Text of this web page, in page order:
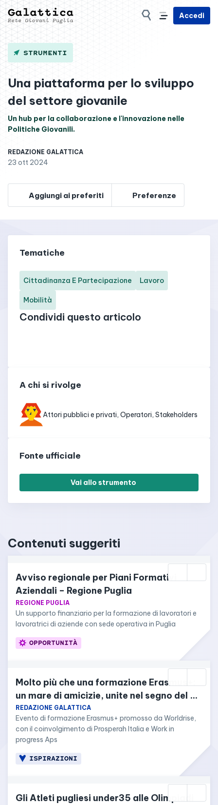
Accedi
STRUMENTI
Una piattaforma per lo sviluppo
del settore giovanile
Un hub per la collaborazione e l'innovazione nelle
Politiche Giovanili.
REDAZIONE GALATTICA
23 ott 2024
Aggiungi ai preferiti Preferenze
Tematiche
Cittadinanza E Partecipazione Lavoro
Mobilità
Condividi questo articolo
A chi si rivolge
Attori pubblici e privati, Operatori, Stakeholders
Fonte ufficiale
Vai allo strumento
Contenuti suggeriti
Avviso regionale per Piani Formativi
Aziendali – Regione Puglia
REGIONE PUGLIA
Un supporto finanziario per la formazione di lavoratori e
lavoratrici di aziende con sede operativa in Puglia
OPPORTUNITÀ
Molto più che una formazione Erasmus+:
un mare di amicizie, unite nel segno del
BLU
REDAZIONE GALATTICA
Evento di formazione Erasmus+ promosso da Worldrise,
con il coinvolgimento di Prosperah Italia e Work in
progress Aps
ISPIRAZIONI
Gli Atleti pugliesi under35 alle Olimpiadi